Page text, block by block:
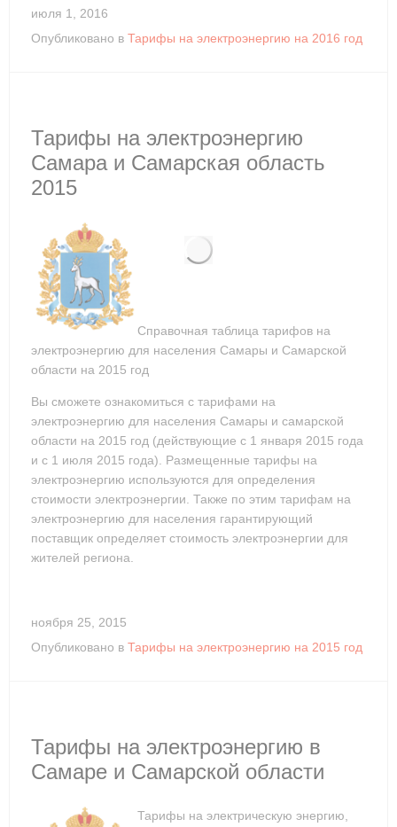
июля 1, 2016
Опубликовано в Тарифы на электроэнергию на 2016 год
Тарифы на электроэнергию
Самара и Самарская область
2015
Справочная таблица тарифов на
электроэнергию для населения Самары и Самарской
области на 2015 год
Вы сможете ознакомиться с тарифами на
электроэнергию для населения Самары и самарской
области на 2015 год (действующие с 1 января 2015 года
и с 1 июля 2015 года). Размещенные тарифы на
электроэнергию используются для определения
стоимости электроэнергии. Также по этим тарифам на
электроэнергию для населения гарантирующий
поставщик определяет стоимость электроэнергии для
жителей региона.
ноября 25, 2015
Опубликовано в Тарифы на электроэнергию на 2015 год
Тарифы на электроэнергию в
Самаре и Самарской области
Тарифы на электрическую энергию,